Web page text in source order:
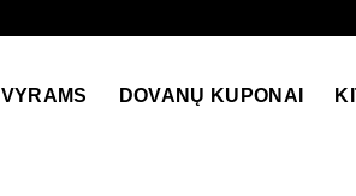
VYRAMS DOVANŲ KUPONAI